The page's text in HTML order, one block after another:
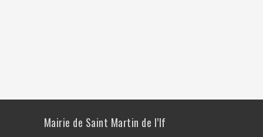
Mairie de Saint Martin de l’If